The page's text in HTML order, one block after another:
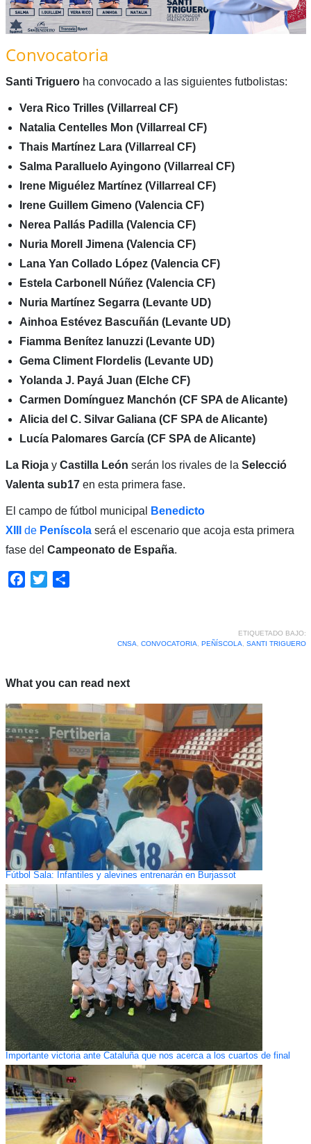
Convocatoria
Santi Trigueroha convocado a las siguientes futbolistas:
Vera Rico Trilles (Villarreal CF)
Natalia Centelles Mon (Villarreal CF)
Thais Martínez Lara (Villarreal CF)
Salma Paralluelo Ayingono (Villarreal CF)
Irene Miguélez Martínez (Villarreal CF)
Irene Guillem Gimeno (Valencia CF)
Nerea Pallás Padilla (Valencia CF)
Nuria Morell Jimena (Valencia CF)
Lana Yan Collado López (Valencia CF)
Estela Carbonell Núñez (Valencia CF)
Nuria Martínez Segarra (Levante UD)
Ainhoa Estévez Bascuñán (Levante UD)
Fiamma Benítez Ianuzzi (Levante UD)
Gema Climent Flordelis (Levante UD)
Yolanda J. Payá Juan (Elche CF)
Carmen Domínguez Manchón (CF SPA de Alicante)
Alicia del C. Silvar Galiana (CF SPA de Alicante)
Lucía Palomares García (CF SPA de Alicante)
La Riojay Castilla León serán los rivales de la Selecció
Valenta sub17en esta primera fase.
El campo de fútbol municipal
Benedicto
XIII de Peníscola será el escenario que acoja esta primera
fase del Campeonato de España.
Facebook
Twitter
ETIQUETADO BAJO:
CNSA
CONVOCATORIA PEÑÍSCOLA SANTI TRIGUERO
What you can read next
Fútbol Sala: Infantiles y alevines entrenarán en Burjassot
Importante victoria ante Cataluña que nos acerca a los cuartos de final